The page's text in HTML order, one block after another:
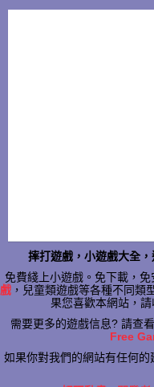
摔打遊戲，小遊戲大全
免費綫上小遊戲。免下載，
戲 ，兒童類遊戲等各種不同類
果您喜歡本網站，請
需要更多的遊戲信息? 請查
Free
如果你對我們的網站有任何的